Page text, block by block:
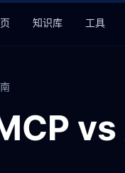
知识库 工具